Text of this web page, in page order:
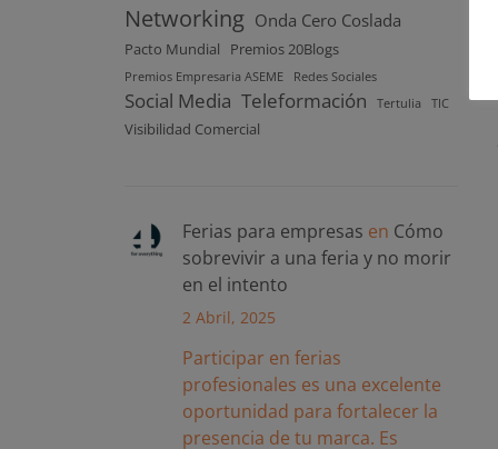
Networking Onda Cero Coslada
Pacto Mundial Premios 20Blogs
Premios Empresaria ASEME Redes Sociales
Social Media Teleformación Tertulia TIC
Visibilidad Comercial
Ferias para empresas en Cómo
sobrevivir a una feria y no morir
en el intento
2 Abril, 2025
Participar en ferias
profesionales es una excelente
oportunidad para fortalecer la
presencia de tu marca. Es